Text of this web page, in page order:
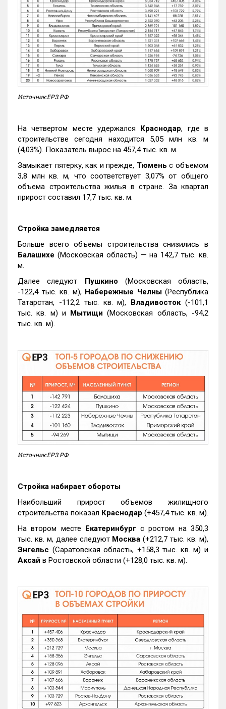
Источник:ЕРЗ.РФ
На четвертом месте удержался Краснодар, где в
строительстве сегодня находится 5,05 млн кв. м
(4,03%). Показатель вырос на 457,4 тыс. кв. м.
Замыкает пятерку, как и прежде, Тюмень с объемом
3,8 млн кв. м, что соответствует 3,07% от общего
объема строительства жилья в стране. За квартал
прирост составил 17,7 тыс. кв. м.
Стройка замедляется
Больше всего объемы строительства снизились в
Балашихе (Московская область) — на 142,7 тыс. кв.
м.
Далее следуют Пушкино (Московская область,
-122,4 тыс. кв. м), Набережные Челны(Республика
Татарстан, -112,2 тыс. кв. м), Владивосток(-101,1
тыс. кв. м) и Мытищи (Московская область, -94,2
тыс. кв. м).
Источник:ЕРЗ.РФ
Стройка набирает обороты
Наибольший прирост объемов жилищного
строительства показал Краснодар (+457,4 тыс. кв. м).
На втором месте Екатеринбургс ростом на 350,3
тыс. кв. м, далее следуют Москва (+212,7 тыс. кв. м),
Энгельс (Саратовская область, +158,3 тыс. кв. м) и
Аксай в Ростовской области (+128,0 тыс. кв. м).